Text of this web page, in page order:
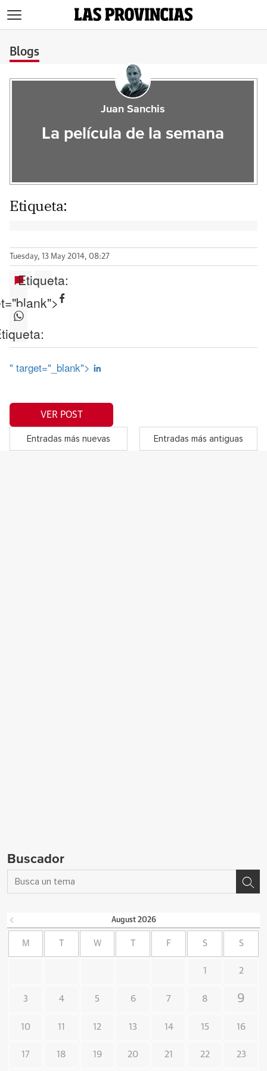
Blogs
Juan Sanchis
La película de la semana
Etiqueta:
Tuesday, 13 May 2014, 08:27
Etiqueta:
" target="_blank">
VER POST
Entradas más nuevas Entradas más antiguas
Buscador
August 2026
M W F S S
1 2
3 4 5 6 7 8 9
10 11 12 13 14 15 16
17 18 19 20 21 22 23